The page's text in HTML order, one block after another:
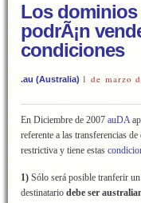
Los dominios
podrÃ¡n
condiciones
.au (Australia) 1 de marzo
En Diciembre de 2007 auDA
referente a las transferencias
restrictiva y tiene estas
1) Sólo será posible tranferir un
destinatario debe ser